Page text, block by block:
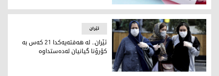
وەزارەتی تەندروستی: 72 حاڵەتی نوێی ئایدز لە هەرێمی کوردستان تۆمارکراون
ئێران
ئێران.. لە هەفتەیەکدا 21 کەس بە
کۆرۆنا گیانیان لەدەستداوە